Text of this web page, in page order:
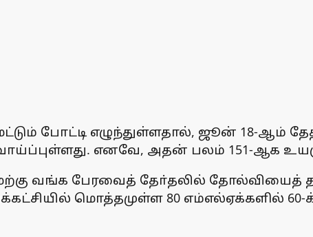
போட்டி எழுந்துள்ளதால், ஜூன் 18-ஆம்
எனவே, அதன் பலம் 151-ஆக
வங்க பேரவைத் தோ்தலில் தோல்வியைத்
மொத்தமுள்ள 80 எம்எல்ஏக்களில் 60-